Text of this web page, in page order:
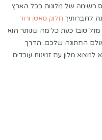
רשימה של מלונות בכל הארץ.
לחברותיך חלוק סאטן ורוד
טוב! כעת כל מה שנותר הוא
החתונה שלכם. הדרך
מלון עם זמינות עובדים